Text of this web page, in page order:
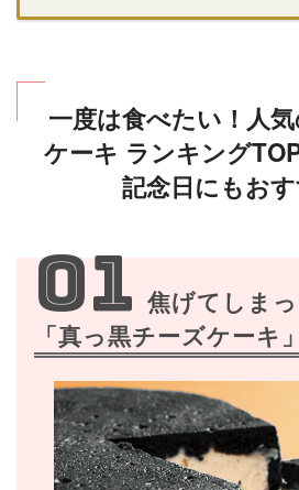
一度は食べたい！人
ケーキ ランキング
記念日にもおす
01 焦げてしま
「真っ黒チーズケーキ」